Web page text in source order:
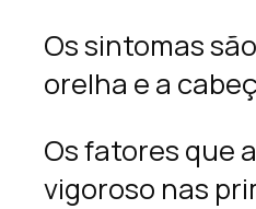
Os sintomas
orelha e a
Os fatores que
vigoroso nas